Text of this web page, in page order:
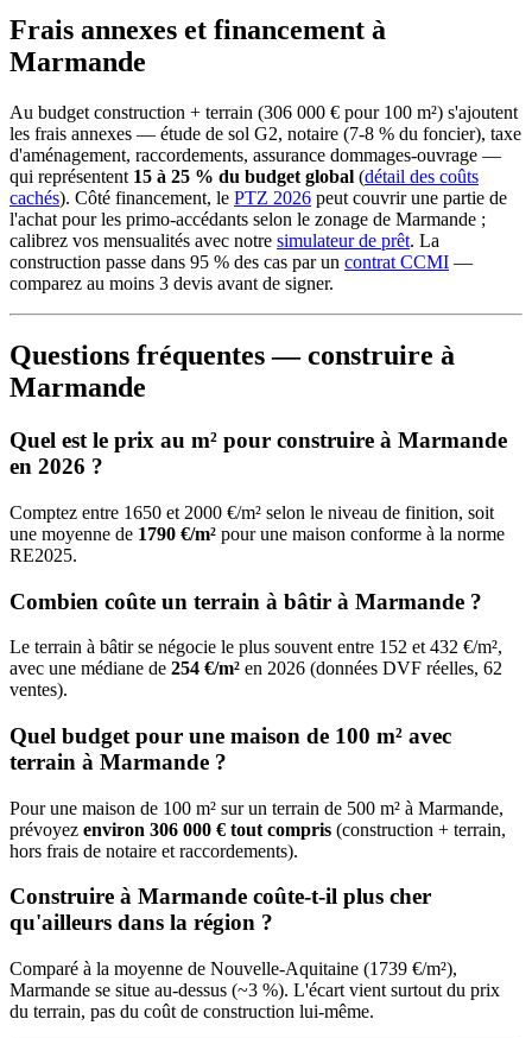
Frais annexes et financement à
Marmande
Au budget construction + terrain (306 000 € pour 100 m²) s'ajoutent
les frais annexes — étude de sol G2, notaire (7-8 % du foncier), taxe
d'aménagement, raccordements, assurance dommages-ouvrage —
qui représentent 15 à 25 % du budget global (détail des coûts
cachés). Côté financement, le PTZ 2026 peut couvrir une partie de
l'achat pour les primo-accédants selon le zonage de Marmande ;
calibrez vos mensualités avec notre simulateur de prêt. La
construction passe dans 95 % des cas par un contrat CCMI —
comparez au moins 3 devis avant de signer.
Questions fréquentes — construire à
Marmande
Quel est le prix au m² pour construire à Marmande
en 2026 ?
Comptez entre 1650 et 2000 €/m² selon le niveau de finition, soit
une moyenne de 1790 €/m² pour une maison conforme à la norme
RE2025.
Combien coûte un terrain à bâtir à Marmande ?
Le terrain à bâtir se négocie le plus souvent entre 152 et 432 €/m²,
avec une médiane de 254 €/m² en 2026 (données DVF réelles, 62
ventes).
Quel budget pour une maison de 100 m² avec
terrain à Marmande ?
Pour une maison de 100 m² sur un terrain de 500 m² à Marmande,
prévoyez environ 306 000 € tout compris (construction + terrain,
hors frais de notaire et raccordements).
Construire à Marmande coûte-t-il plus cher
qu'ailleurs dans la région ?
Comparé à la moyenne de Nouvelle-Aquitaine (1739 €/m²),
Marmande se situe au-dessus (~3 %). L'écart vient surtout du prix
du terrain, pas du coût de construction lui-même.